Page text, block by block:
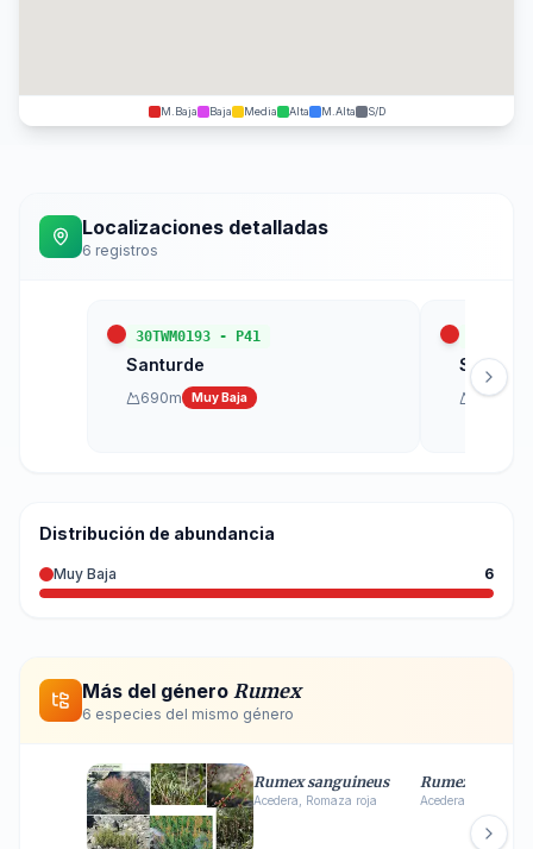
M.Baja Baja Media Alta M.Alta S/D
Localizaciones detalladas
6 registros
30TWM0193 - P41
Santurde
690m Muy Baja 1100
Distribución de abundancia
Muy Baja 6
Más del género Rumex
6 especies del mismo género
Rumex sanguineus
Acedera, Romaza roja
Rumex crispus
Acedera